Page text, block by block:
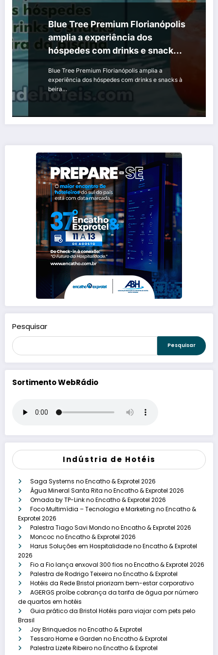
Blue Tree Premium Florianópolis
amplia a experiência dos
hóspedes com drinks e snacks à
beira da piscina
Blue Tree Premium Florianópolis amplia a
experiência dos hóspedes com drinks e snacks à
beira…
Pesquisar
Pesquisar
Sortimento WebRádio
Indústria de Hotéis
Saga Systems no Encatho & Exprotel 2026
Água Mineral Santa Rita no Encatho & Exprotel 2026
Omada by TP-Link no Encatho & Exprotel 2026
Foco Multimídia – Tecnologia e Marketing no Encatho &
Exprotel 2026
Palestra Tiago Savi Mondo no Encatho & Exprotel 2026
Moncoc no Encatho & Exprotel 2026
Harus Soluções em Hospitalidade no Encatho & Exprotel
2026
Fio a Fio lança enxoval 300 fios no Encatho & Exprotel 2026
Palestra de Rodrigo Teixeira no Encatho & Exprotel
Hotéis da Rede Bristol priorizam bem-estar corporativo
AGERGS proíbe cobrança da tarifa de água por número
de quartos em hotéis
Guia prático da Bristol Hotéis para viajar com pets pelo
Brasil
Joy Brinquedos no Encatho & Exprotel
Tessaro Home e Garden no Encatho & Exprotel
Palestra Lizete Ribeiro no Encatho & Exprotel